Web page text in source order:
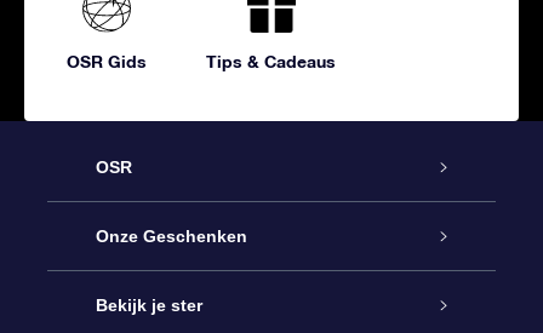
OSR Gids Tips & Cadeaus
OSR
Service
Contact
Onze Geschenken
Online Star Gift
Bekijk je ster